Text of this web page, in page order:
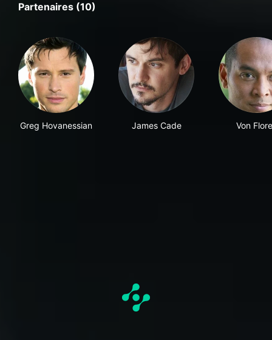
Partenaires (10)
Greg Hovanessian James Cade Von